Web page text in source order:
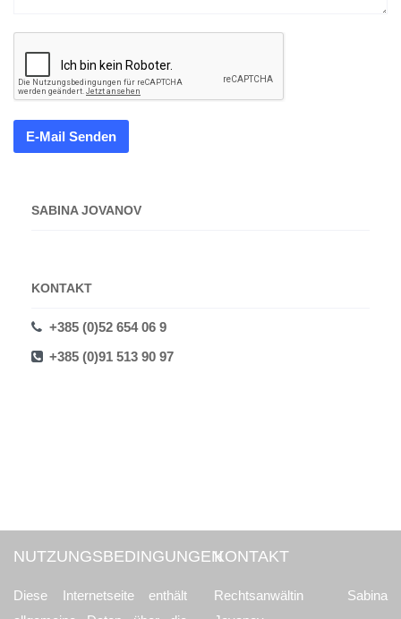
E-Mail Senden
SABINA JOVANOV
KONTAKT
+385 (0)52 654 06 9
+385 (0)91 513 90 97
NUTZUNGSBEDINGUNGEN
Diese Internetseite enthält
KONTAKT
Rechtsanwältin Sabina